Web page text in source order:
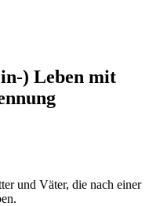
) Leben mit
und Väter, die nach einer